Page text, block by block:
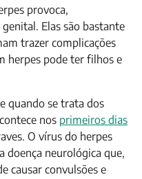
provoca,
Elas são bastante
trazer complicações
herpes pode ter filhos e
quando se trata dos
nos primeiros dias
O vírus do herpes
doença neurológica que,
causar convulsões e